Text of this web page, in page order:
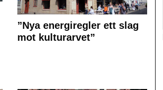
”Nya energiregler ett slag
mot kulturarvet”